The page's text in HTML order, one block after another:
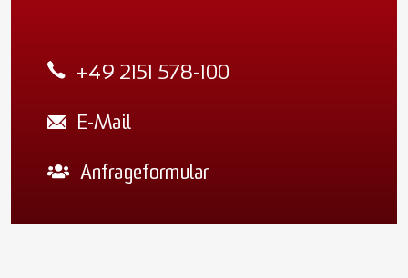
+49 2151 578-100
E-Mail
Anfrageformular